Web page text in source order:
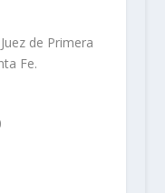
de Primera
Fe.